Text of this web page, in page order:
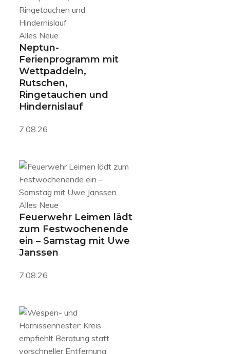
Alles Neue
Neptun-
Ferienprogramm mit
Wettpaddeln,
Rutschen,
Ringetauchen und
Hindernislauf
7.08.26
Alles Neue
Feuerwehr Leimen lädt
zum Festwochenende
ein – Samstag mit Uwe
Janssen
7.08.26